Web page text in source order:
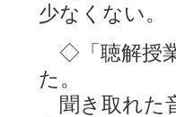
少なくない。
◇「聴解授
た。
聞き取れた